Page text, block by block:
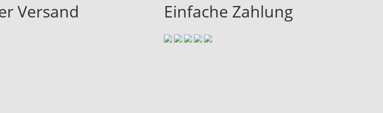
Versand Einfache Zahlung